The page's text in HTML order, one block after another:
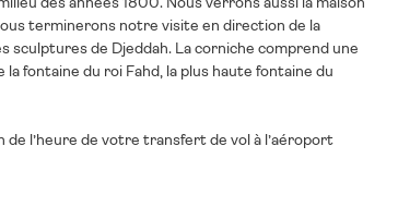
terminerons notre visite en direction de la
sculptures de Djeddah. La corniche comprend une
fontaine du roi Fahd, la plus haute fontaine du
l’heure de votre transfert de vol à l’aéroport